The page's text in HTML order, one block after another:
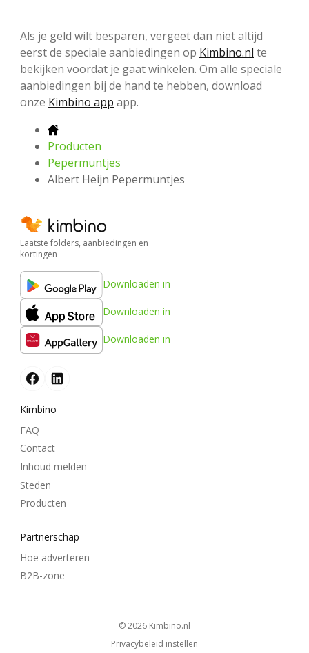
Als je geld wilt besparen, vergeet dan niet altijd
eerst de speciale aanbiedingen op Kimbino.nl te
bekijken voordat je gaat winkelen. Om alle speciale
aanbiedingen bij de hand te hebben, download
onze Kimbino app app.
Producten
Pepermuntjes
Albert Heijn Pepermuntjes
Laatste folders, aanbiedingen en
kortingen
Downloaden in
Downloaden in
Downloaden in
Kimbino
FAQ
Contact
Inhoud melden
Steden
Producten
Partnerschap
Hoe adverteren
B2B-zone
© 2026
kimbino.nl
Privacybeleid instellen